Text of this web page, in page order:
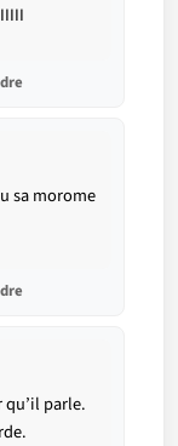
sa morome
parle.